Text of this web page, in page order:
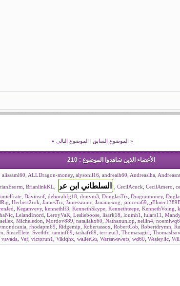
« الموضوع السابق | الموضوع التالي »
الأعضاء الذين شاهدوا الموضوع : 210
alissaml60 ALLDragon-money, alysonil16, andreaih60 Andreaslha
BrianlinkKL CecilAcuck CecilAmero
, Davinsof, deborahfg18 donvm3 DouglasTiz, Dragonmoney,
Herbert2rok JamesTiz, Jameswainc, Janamexog janicera69
Keganvevy, kennethlf3 KennethSkype, Kennethteepe, KennethVoing
, LelandInord LeroyVaK Leslieboose, lisark18 loumh1 lulars11
Micheledon Mordov889 nataliakx60 Nathanunlop nellln4,
rhodapm69 Ridgemip Robertassox RobertCob Robertdrymn
SusieElete, Svetltfc, taminf69 tashafr69 terrieui3 Thomasagirl
vavada Vef, victorun1 Vikiqhx walletGu Warsawswefs, wd60 Wesleylic,